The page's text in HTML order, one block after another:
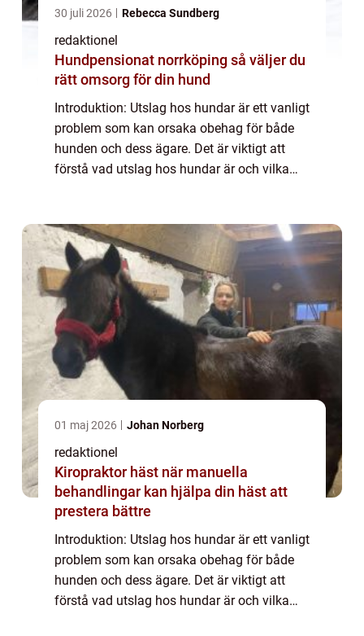
30 juli 2026 Rebecca Sundberg
redaktionel
Hundpensionat norrköping så väljer du
rätt omsorg för din hund
Introduktion: Utslag hos hundar är ett vanligt
problem som kan orsaka obehag för både
hunden och dess ägare. Det är viktigt att
förstå vad utslag hos hundar är och vilka
01 maj 2026 Johan Norberg
redaktionel
Kiropraktor häst när manuella
behandlingar kan hjälpa din häst att
prestera bättre
Introduktion: Utslag hos hundar är ett vanligt
problem som kan orsaka obehag för både
hunden och dess ägare. Det är viktigt att
förstå vad utslag hos hundar är och vilka